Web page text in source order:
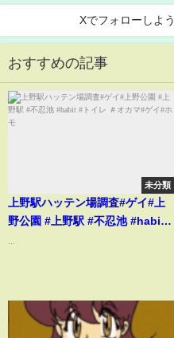
Xでフォローしよう
おすすめの記事
未分類
上野駅ハッテン場調査#ゲイ#上
野公園 #上野駅 #不忍池 #habit #